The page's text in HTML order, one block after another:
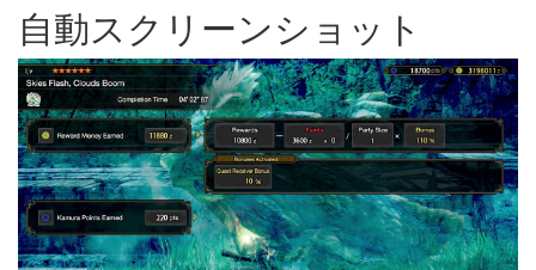
自動スクリーンショット